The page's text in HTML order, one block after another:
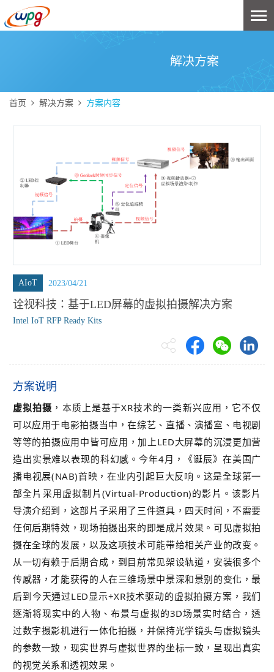
解决方案
首页 解决方案 方案内容
AIoT 2023/04/21
诠视科技：基于LED屏幕的虚拟拍摄解决方案
Intel IoT RFP Ready Kits
方案说明
虚拟拍摄 ，本质上是基于XR技术的一类新兴应用，它不仅
可以应用于电影拍摄当中，在综艺、直播、演播室、电视剧
等等的拍摄应用中皆可应用，加上LED大屏幕的沉浸更加营
造出实景难以表现的科幻感。今年4月，《诞辰》在美国广
播电视展(NAB)首映，在业内引起巨大反响。 这是全球第一
部全片采用虚拟制片(Virtual-Production)的影片。该影片
导演介绍到，这部片子采用了三件道具，四天时间，不需要
任何后期特效，现场拍摄出来的即是成片效果。 可见虚拟拍
摄在全球的发展，以及这项技术可能带给相关产业的改变。
从一切有赖于后期合成，到目前常见架设轨道，安装很多个
传感器，才能获得的人在三维场景中景深和景别的变化，最
后到今天通过LED显示+XR技术驱动的虚拟拍摄方案，我们
逐渐将现实中的人物、布景与虚拟的3D场景实时结合，透
过数字摄影机进行一体化拍摄，并保持光学镜头与虚拟镜头
的参数一致，现实世界与虚拟世界的坐标一致，呈现出真实
的视觉关系和透视效果。